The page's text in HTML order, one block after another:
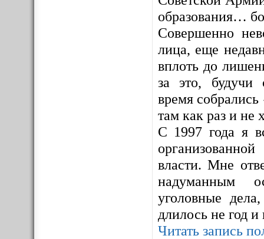
образования…
Совершенно
лица, еще
вплоть до
за это, будучи
время
там как раз и не
С 1997 года я
власти. Мне
надуманным
уголовные
длилось не год
Читать запись